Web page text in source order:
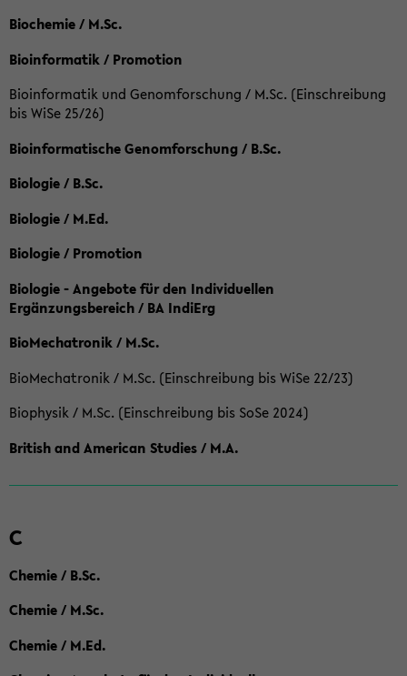
Biochemie / M.Sc.
Bioinformatik / Promotion
Bioinformatik und Genomforschung / M.Sc. (Einschreibung
bis WiSe 25/26)
Bioinformatische Genomforschung / B.Sc.
Biologie / B.Sc.
Biologie / M.Ed.
Biologie / Promotion
Biologie - Angebote für den Individuellen
Ergänzungsbereich / BA IndiErg
BioMechatronik / M.Sc.
BioMechatronik / M.Sc. (Einschreibung bis WiSe 22/23)
Biophysik / M.Sc. (Einschreibung bis SoSe 2024)
British and American Studies / M.A.
C
Chemie / B.Sc.
Chemie / M.Sc.
Chemie / M.Ed.